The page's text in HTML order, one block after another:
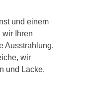
und einem
wir Ihren
Ausstrahlung.
wir
und Lacke,